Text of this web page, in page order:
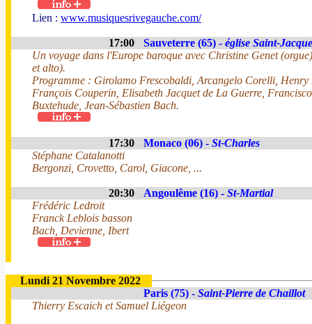
Lien : www.musiquesrivegauche.com/
17:00 Sauveterre (65) - église Saint-
Un voyage dans l'Europe baroque avec Christine Genet
et alto).
Programme : Girolamo Frescobaldi, Arcangelo Corelli, Henry
François Couperin, Elisabeth Jacquet de La Guerre,
Buxtehude, Jean-Sébastien Bach.
17:30 Monaco (06) - St-Charles
Stéphane Catalanotti
Bergonzi, Crovetto, Carol, Giacone, ...
20:30 Angoulême (16) - St-Martial
Frédéric Ledroit
Franck Leblois basson
Bach, Devienne, Ibert
Lundi 21 Novembre 2022
Paris (75) - Saint-Pierre de Chaillot
Thierry Escaich et Samuel Liégeon